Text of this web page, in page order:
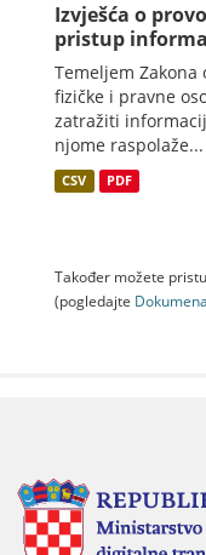
Izvješća o
pristup
Temeljem
fizičke i pravne
zatražiti
njome raspolaže...
CSV PDF
Također možete
(pogledajte